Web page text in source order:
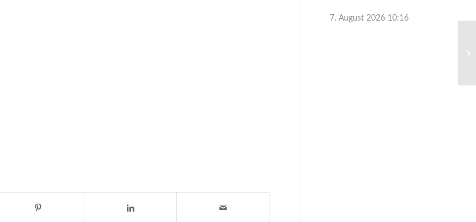
7. August 2026 10:16